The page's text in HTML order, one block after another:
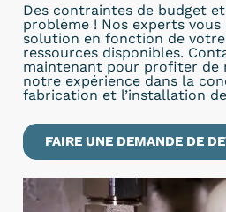
Des contraintes de budget
problème ! Nos experts
solution en fonction de
ressources disponibles.
maintenant pour profiter de
notre expérience dans la
fabrication et l’installation
FAIRE UNE DEMANDE DE